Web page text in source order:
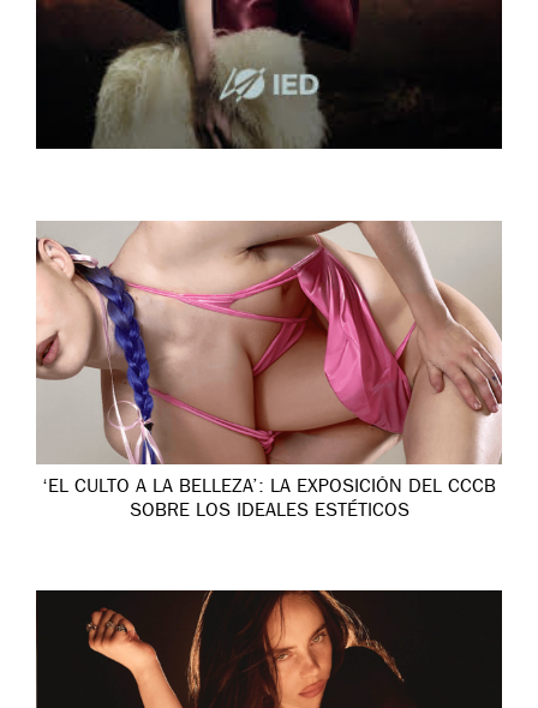
‘EL CULTO A LA BELLEZA’: LA EXPOSICIÓN DEL CCCB
SOBRE LOS IDEALES ESTÉTICOS